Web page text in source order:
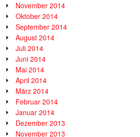
November 2014
Oktober 2014
September 2014
August 2014
Juli 2014
Juni 2014
Mai 2014
April 2014
März 2014
Februar 2014
Januar 2014
Dezember 2013
November 2013